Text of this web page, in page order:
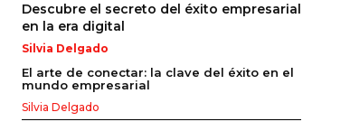
Descubre el secreto del éxito empresarial
en la era digital
Silvia Delgado
El arte de conectar: la clave del éxito en el
mundo empresarial
Silvia Delgado